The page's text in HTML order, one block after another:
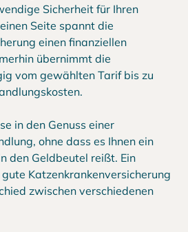
Sicherheit für Ihren
Seite spannt die
einen finanziellen
übernimmt die
vom gewählten Tarif bis zu
in den Genuss einer
ohne dass es Ihnen ein
den Geldbeutel reißt. Ein
Katzenkrankenversicherung
zwischen verschiedenen